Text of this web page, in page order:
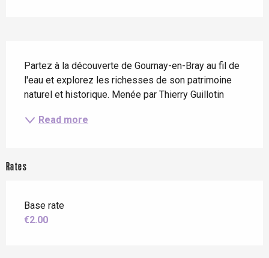
Partez à la découverte de Gournay-en-Bray au fil de
l'eau et explorez les richesses de son patrimoine
naturel et historique. Menée par Thierry Guillotin
Read more
Rates
Base rate
€2.00